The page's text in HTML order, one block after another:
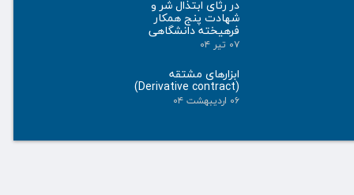
در رثای ابتذال شر و
شهادت پنج همکار
فرهیخته دانشگاهی
۰۷ تیر ۰۴
ابزارهای مشتقه
(Derivative contract)
۰۶ اردیبهشت ۰۴